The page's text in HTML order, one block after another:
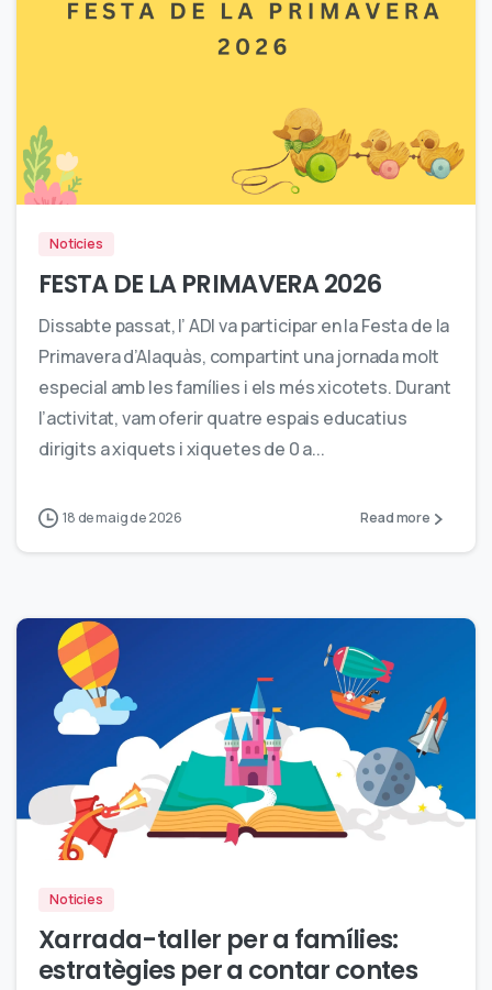
0
Noticies
FESTA DE LA PRIMAVERA 2026
Dissabte passat, l’ ADI va participar en la Festa de la
Primavera d’Alaquàs, compartint una jornada molt
especial amb les famílies i els més xicotets. Durant
l’activitat, vam oferir quatre espais educatius
dirigits a xiquets i xiquetes de 0 a...
18 de maig de 2026 Read more
0
Noticies
Xarrada-taller per a famílies:
estratègies per a contar contes